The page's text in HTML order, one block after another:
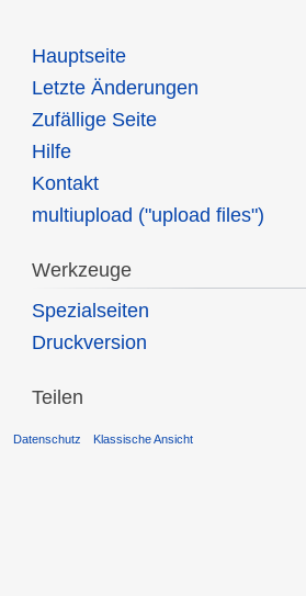
Hauptseite
Letzte Änderungen
Zufällige Seite
Hilfe
Kontakt
multiupload ("upload files")
Werkzeuge
Spezialseiten
Druckversion
Teilen
Datenschutz Klassische Ansicht